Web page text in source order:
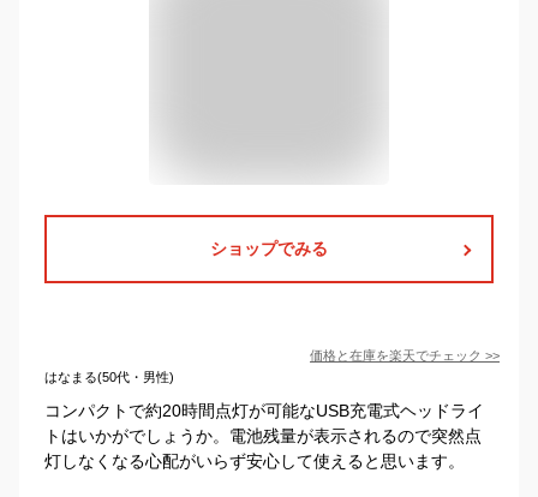
ショップでみる
価格と在庫を楽天でチェック >>
はなまる(50代・男性)
コンパクトで約20時間点灯が可能なUSB充電式ヘッドライ
トはいかがでしょうか。電池残量が表示されるので突然点
灯しなくなる心配がいらず安心して使えると思います。